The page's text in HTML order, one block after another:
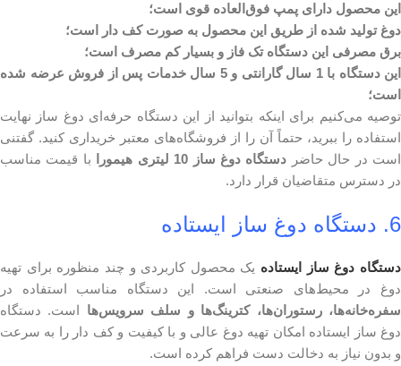
این محصول دارای پمپ فوق‌العاده قوی است؛
دوغ تولید شده از طریق این محصول به صورت کف دار است؛
برق مصرفی این دستگاه تک فاز و بسیار کم مصرف است؛
این دستگاه با 1 سال گارانتی و 5 سال خدمات پس از فروش عرضه شده
است؛
توصیه می‌کنیم برای اینکه بتوانید از این دستگاه حرفه‌ای دوغ ساز نهایت
استفاده را ببرید، حتماً آن را از فروشگاه‌های معتبر خریداری کنید. گفتنی
است در حال حاضر دستگاه دوغ ساز 10 لیتری هیمورا
با قیمت مناسب
در دسترس متقاضیان قرار دارد.
6. دستگاه دوغ ساز ایستاده
دستگاه دوغ ساز ایستاده یک محصول کاربردی و چند منظوره برای تهیه
دوغ در محیط‌های صنعتی است. این دستگاه مناسب استفاده در
سفره‌خانه‌ها، رستوران‌ها، کترینگ‌ها و سلف سرویس‌ها است. دستگاه
دوغ ساز ایستاده امکان تهیه دوغ عالی و با کیفیت و کف دار را به سرعت
و بدون نیاز به دخالت دست فراهم کرده است.